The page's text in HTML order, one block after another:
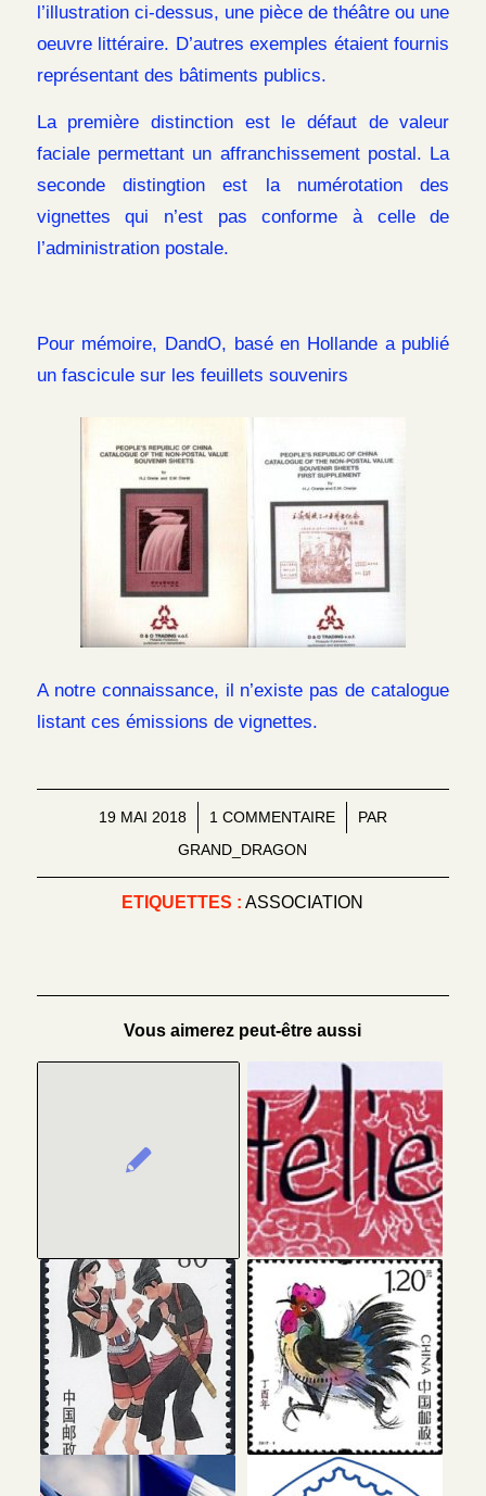
l’illustration ci-dessus, une pièce de théâtre ou une
oeuvre littéraire. D’autres exemples étaient fournis
représentant des bâtiments publics.
La première distinction est le défaut de valeur
faciale permettant un affranchissement postal. La
seconde distingtion est la numérotation des
vignettes qui n’est pas conforme à celle de
l’administration postale.
Pour mémoire, DandO, basé en Hollande a publié
un fascicule sur les feuillets souvenirs
A notre connaissance, il n’existe pas de catalogue
listant ces émissions de vignettes.
19 MAI 2018
/ 1 COMMENTAIRE
/
PAR
GRAND_DRAGON
ETIQUETTES : ASSOCIATION
Vous aimerez peut-être aussi